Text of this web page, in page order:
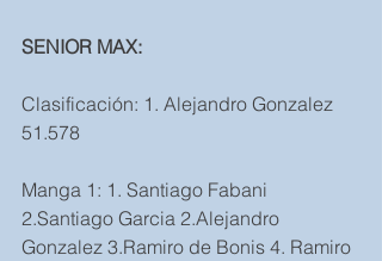
SENIOR MAX:
Clasificación: 1. Alejandro Gonzalez
51.578
Manga 1: 1. Santiago Fabani
2.Santiago Garcia 2.Alejandro
Gonzalez 3.Ramiro de Bonis 4. Ramiro